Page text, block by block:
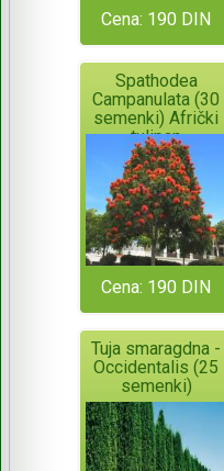
Cena: 190 DIN
Spathodea
Campanulata (30
semenki) Afrički
tulipan
Cena: 190 DIN
Tuja smaragdna -
Occidentalis (25
semenki)